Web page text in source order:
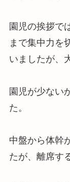
園児の挨拶で
まで集中力を
いましたが、
園児が少ない
た。
中盤から体幹
たが、離席す